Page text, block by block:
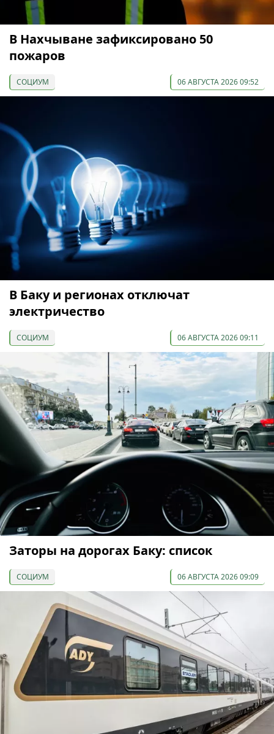
В Нахчыване зафиксировано 50
пожаров
СОЦИУМ 06 АВГУСТА 2026 09:52
В Баку и регионах отключат
электричество
СОЦИУМ 06 АВГУСТА 2026 09:11
Заторы на дорогах Баку: список
СОЦИУМ 06 АВГУСТА 2026 09:09